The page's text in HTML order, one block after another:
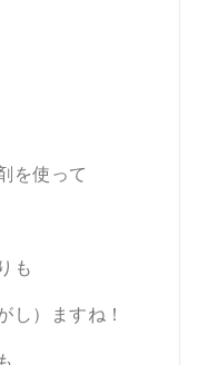
を使って
も
し）ますね！